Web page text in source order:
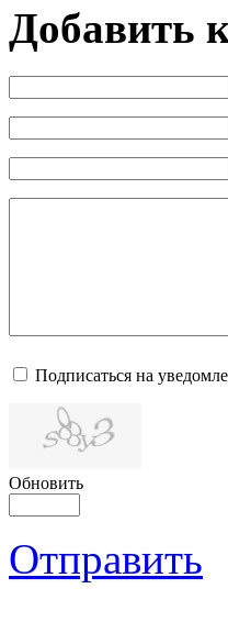
Добавить
Подписаться на
Обновить
Отправить